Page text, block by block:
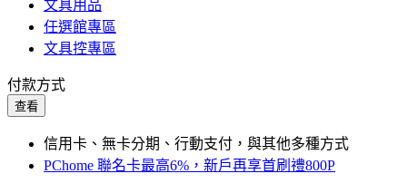
文具用品
任選館專區
文具控專區
付款方式
查看
信用卡、無卡分期、行動支付，與其他多種方式
PChome 聯名卡最高6%，新戶再享首刷禮800P